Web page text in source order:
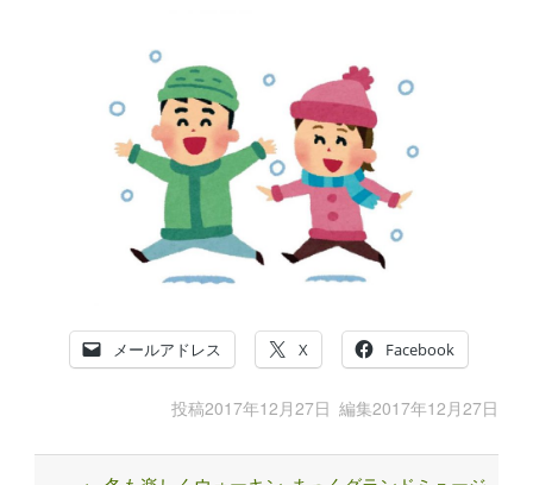
メールアドレス X Facebook
投稿2017年12月27日 編集2017年12月27日